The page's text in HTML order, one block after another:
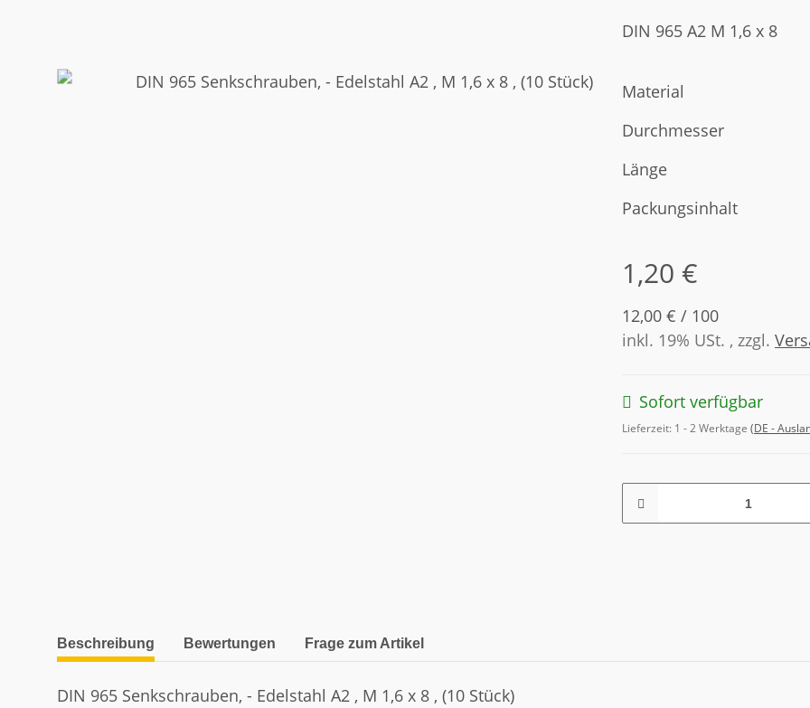
DIN 965 A2 M 1,6 x 8
Material
Durchmesser
Länge
Packungsinhalt
1,20 €
12,00 € / 100
inkl. 19% USt. , zzgl.
Sofort verfügbar
Lieferzeit: 1 - 2 Werktage (DE -
weitere Registerkarten anzeigen
Beschreibung Bewertungen Frage zum Artikel
DIN 965 Senkschrauben, - Edelstahl A2 , M 1,6 x 8 , (10 Stück)